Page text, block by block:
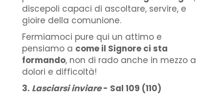
discepoli capaci di ascoltare, servire, e
gioire della comunione.
Fermiamoci pure qui un attimo e
pensiamo a come il Signore ci sta
formando, non di rado anche in mezzo a
dolori e difficoltà!
3. Lasciarsi inviare- Sal 109 (110)